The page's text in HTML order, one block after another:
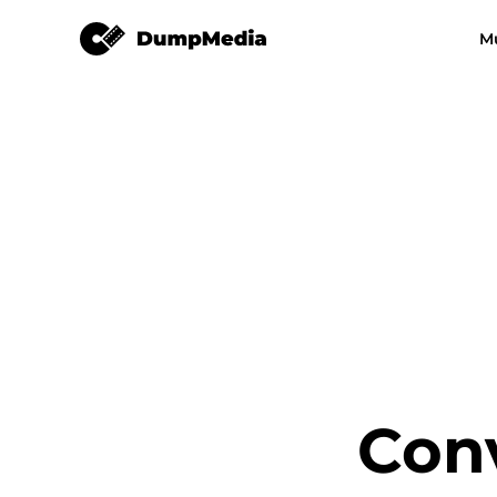
Transferência de lista de
reprodução
Conversor de Música do YouTube